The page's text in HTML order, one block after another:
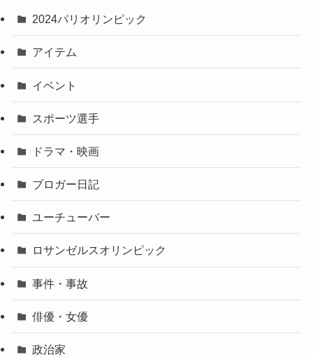
2024パリオリンピック
アイテム
イベント
スポーツ選手
ドラマ・映画
ブロガー日記
ユーチューバー
ロサンゼルスオリンピック
事件・事故
俳優・女優
政治家